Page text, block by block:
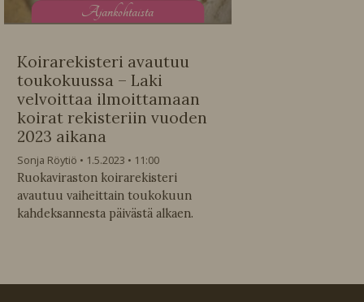
Ajankohtaista
Koirarekisteri avautuu
toukokuussa – Laki
velvoittaa ilmoittamaan
koirat rekisteriin vuoden
2023 aikana
Sonja Röytiö 1.5.2023
11:00
Ruokaviraston koirarekisteri
avautuu vaiheittain toukokuun
kahdeksannesta päivästä alkaen.